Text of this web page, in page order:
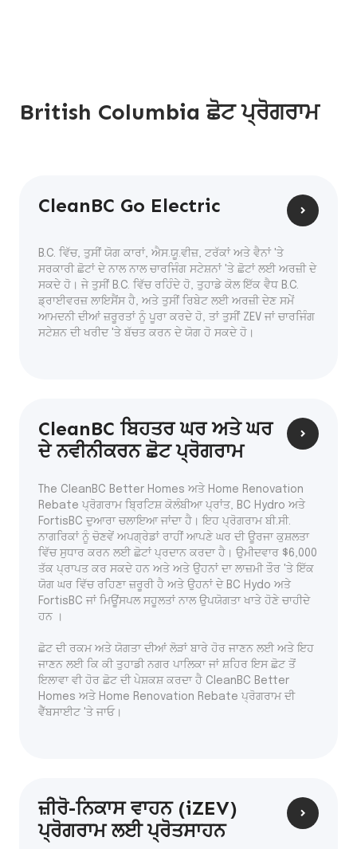
British Columbia ਛੋਟ ਪ੍ਰੋਗਰਾਮ
CleanBC Go Electric
B.C. ਵਿੱਚ, ਤੁਸੀਂ ਯੋਗ ਕਾਰਾਂ, ਐਸ.ਯੂ.ਵੀਜ਼, ਟਰੱਕਾਂ ਅਤੇ ਵੈਨਾਂ 'ਤੇ
ਸਰਕਾਰੀ ਛੋਟਾਂ ਦੇ ਨਾਲ ਨਾਲ ਚਾਰਜਿੰਗ ਸਟੇਸ਼ਨਾਂ 'ਤੇ ਛੋਟਾਂ ਲਈ ਅਰਜ਼ੀ ਦੇ
ਸਕਦੇ ਹੋ। ਜੇ ਤੁਸੀਂ B.C. ਵਿੱਚ ਰਹਿੰਦੇ ਹੋ, ਤੁਹਾਡੇ ਕੋਲ ਇੱਕ ਵੈਧ B.C.
ਡ੍ਰਾਈਵਰਜ਼ ਲਾਇਸੈਂਸ ਹੈ, ਅਤੇ ਤੁਸੀਂ ਰਿਬੇਟ ਲਈ ਅਰਜ਼ੀ ਦੇਣ ਸਮੇਂ
ਆਮਦਨੀ ਦੀਆਂ ਜ਼ਰੂਰਤਾਂ ਨੂੰ ਪੂਰਾ ਕਰਦੇ ਹੋ, ਤਾਂ ਤੁਸੀਂ ZEV ਜਾਂ ਚਾਰਜਿੰਗ
ਸਟੇਸ਼ਨ ਦੀ ਖਰੀਦ 'ਤੇ ਬੱਚਤ ਕਰਨ ਦੇ ਯੋਗ ਹੋ ਸਕਦੇ ਹੋ।
CleanBC ਬਿਹਤਰ ਘਰ ਅਤੇ ਘਰ
ਦੇ ਨਵੀਨੀਕਰਨ ਛੋਟ ਪ੍ਰੋਗਰਾਮ
The CleanBC Better Homes ਅਤੇ Home Renovation
Rebate ਪ੍ਰੋਗਰਾਮ ਬ੍ਰਿਟਿਸ਼ ਕੋਲੰਬੀਆ ਪ੍ਰਾਂਤ, BC Hydro ਅਤੇ
FortisBC ਦੁਆਰਾ ਚਲਾਇਆ ਜਾਂਦਾ ਹੈ। ਇਹ ਪ੍ਰੋਗਰਾਮ ਬੀ.ਸੀ.
ਨਾਗਰਿਕਾਂ ਨੂੰ ਚੋਣਵੇਂ ਅਪਗ੍ਰੇਡਾਂ ਰਾਹੀਂ ਆਪਣੇ ਘਰ ਦੀ ਊਰਜਾ ਕੁਸ਼ਲਤਾ
ਵਿੱਚ ਸੁਧਾਰ ਕਰਨ ਲਈ ਛੋਟਾਂ ਪ੍ਰਦਾਨ ਕਰਦਾ ਹੈ। ਉਮੀਦਵਾਰ $6,000
ਤੱਕ ਪ੍ਰਾਪਤ ਕਰ ਸਕਦੇ ਹਨ ਅਤੇ ਅਤੇ ਉਹਨਾਂ ਦਾ ਲਾਜ਼ਮੀ ਤੌਰ 'ਤੇ ਇੱਕ
ਯੋਗ ਘਰ ਵਿੱਚ ਰਹਿਣਾ ਜ਼ਰੂਰੀ ਹੈ ਅਤੇ ਉਹਨਾਂ ਦੇ BC Hydo ਅਤੇ
FortisBC ਜਾਂ ਮਿਊਂਸਪਲ ਸਹੂਲਤਾਂ ਨਾਲ ਉਪਯੋਗਤਾ ਖਾਤੇ ਹੋਣੇ ਚਾਹੀਦੇ
ਹਨ ।
ਛੋਟ ਦੀ ਰਕਮ ਅਤੇ ਯੋਗਤਾ ਦੀਆਂ ਲੋੜਾਂ ਬਾਰੇ ਹੋਰ ਜਾਣਨ ਲਈ ਅਤੇ ਇਹ
ਜਾਣਨ ਲਈ ਕਿ ਕੀ ਤੁਹਾਡੀ ਨਗਰ ਪਾਲਿਕਾ ਜਾਂ ਸ਼ਹਿਰ ਇਸ ਛੋਟ ਤੋਂ
ਇਲਾਵਾ ਵੀ ਹੋਰ ਛੋਟ ਦੀ ਪੇਸ਼ਕਸ਼ ਕਰਦਾ ਹੈ CleanBC Better
Homes ਅਤੇ Home Renovation Rebate ਪ੍ਰੋਗਰਾਮ ਦੀ
ਵੈੱਬਸਾਈਟ 'ਤੇ ਜਾਓ।
ਜ਼ੀਰੋ-ਨਿਕਾਸ ਵਾਹਨ (iZEV)
ਪ੍ਰੋਗਰਾਮ ਲਈ ਪ੍ਰੋਤਸਾਹਨ